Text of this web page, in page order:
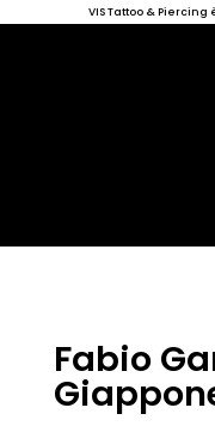
VIS Tattoo &
Fabio